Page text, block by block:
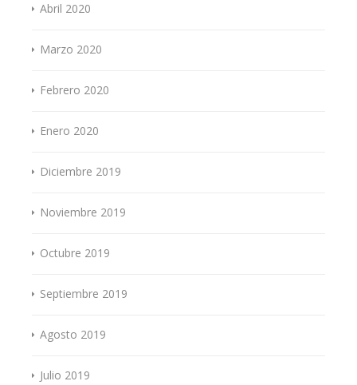
Abril 2020
Marzo 2020
Febrero 2020
Enero 2020
Diciembre 2019
Noviembre 2019
Octubre 2019
Septiembre 2019
Agosto 2019
Julio 2019